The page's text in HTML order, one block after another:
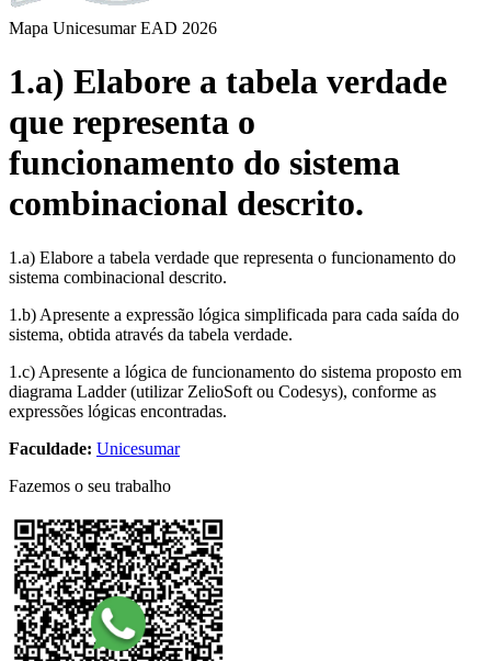
Mapa Unicesumar EAD 2026
1.a) Elabore a tabela verdade
que representa o
funcionamento do sistema
combinacional descrito.
1.a) Elabore a tabela verdade que representa o funcionamento do
sistema combinacional descrito.
1.b) Apresente a expressão lógica simplificada para cada saída do
sistema, obtida através da tabela verdade.
1.c) Apresente a lógica de funcionamento do sistema proposto em
diagrama Ladder (utilizar ZelioSoft ou Codesys), conforme as
expressões lógicas encontradas.
Faculdade: Unicesumar
Fazemos o seu trabalho